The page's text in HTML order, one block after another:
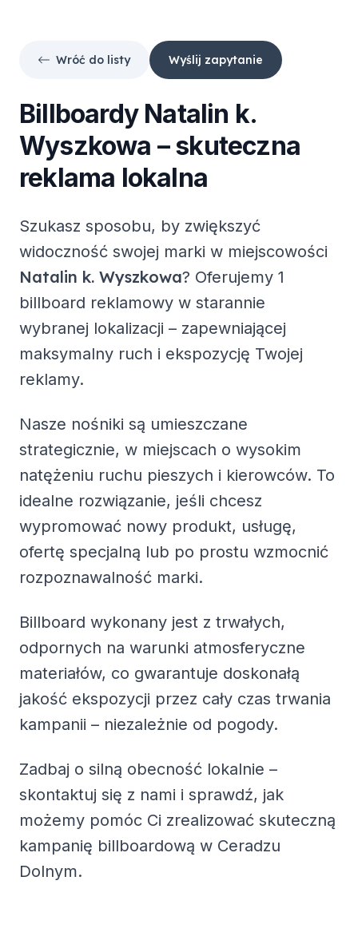
Wróć do listy Wyślij zapytanie
Billboardy Natalin k.
Wyszkowa – skuteczna
reklama lokalna
Szukasz sposobu, by zwiększyć
widoczność swojej marki w miejscowości
Natalin k. Wyszkowa? Oferujemy 1
billboard reklamowy w starannie
wybranej lokalizacji – zapewniającej
maksymalny ruch i ekspozycję Twojej
reklamy.
Nasze nośniki są umieszczane
strategicznie, w miejscach o wysokim
natężeniu ruchu pieszych i kierowców. To
idealne rozwiązanie, jeśli chcesz
wypromować nowy produkt, usługę,
ofertę specjalną lub po prostu wzmocnić
rozpoznawalność marki.
Billboard wykonany jest z trwałych,
odpornych na warunki atmosferyczne
materiałów, co gwarantuje doskonałą
jakość ekspozycji przez cały czas trwania
kampanii – niezależnie od pogody.
Zadbaj o silną obecność lokalnie –
skontaktuj się z nami i sprawdź, jak
możemy pomóc Ci zrealizować skuteczną
kampanię billboardową w Ceradzu
Dolnym.